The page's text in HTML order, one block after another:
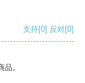
支持[0] 反对[0]
。